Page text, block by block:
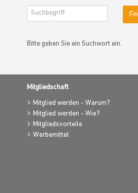
Bitte geben Sie ein Suchwort ein.
Mitgliedschaft
Mitglied werden - Warum?
Mitglied werden - Wie?
Mitgliedsvorteile
Werbemittel